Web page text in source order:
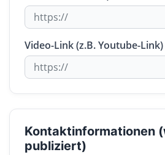
Video-Link (z.B. Youtube-Link)
Kontaktinformationen
publiziert)